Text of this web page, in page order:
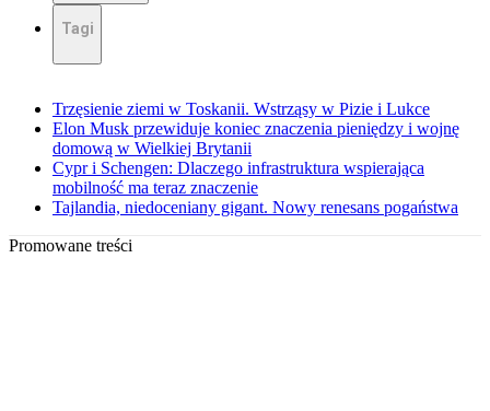
Tagi
Trzęsienie ziemi w Toskanii. Wstrząsy w Pizie i Lukce
Elon Musk przewiduje koniec znaczenia pieniędzy i wojnę
domową w Wielkiej Brytanii
Cypr i Schengen: Dlaczego infrastruktura wspierająca
mobilność ma teraz znaczenie
Tajlandia, niedoceniany gigant. Nowy renesans pogaństwa
Promowane treści